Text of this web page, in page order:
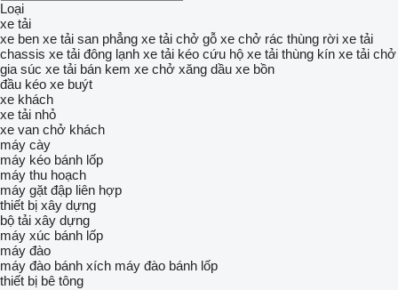
Loại
xe tải
xe ben xe tải san phẳng xe tải chở gỗ xe chở rác thùng rời xe tải
chassis xe tải đông lạnh xe tải kéo cứu hộ xe tải thùng kín xe tải chở
gia súc xe tải bán kem xe chở xăng dầu xe bồn
đầu kéo xe buýt
xe khách
xe tải nhỏ
xe van chở khách
máy cày
máy kéo bánh lốp
máy thu hoạch
máy gặt đập liên hợp
thiết bị xây dựng
bộ tải xây dựng
máy xúc bánh lốp
máy đào
máy đào bánh xích máy đào bánh lốp
thiết bị bê tông